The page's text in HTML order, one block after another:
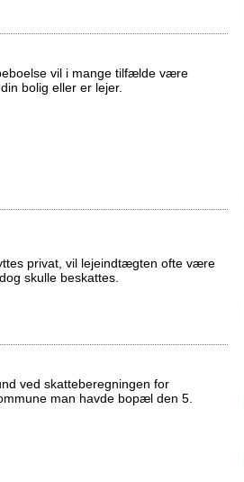
vil i mange tilfælde være
bolig eller er lejer.
privat, vil lejeindtægten ofte være
skulle beskattes.
ved skatteberegningen for
man havde bopæl den 5.